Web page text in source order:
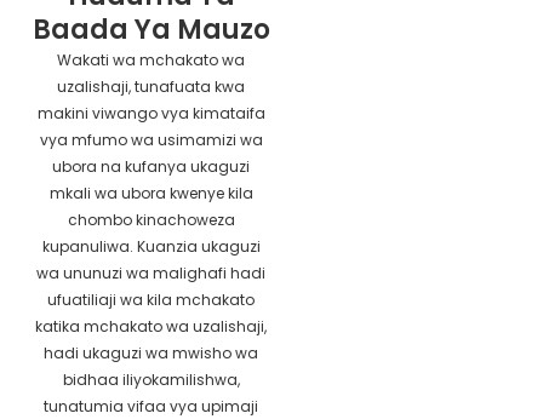
Baada Ya Mauzo
Wakati wa mchakato wa
uzalishaji, tunafuata kwa
makini viwango vya kimataifa
vya mfumo wa usimamizi wa
ubora na kufanya ukaguzi
mkali wa ubora kwenye kila
chombo kinachoweza
kupanuliwa. Kuanzia ukaguzi
wa ununuzi wa malighafi hadi
ufuatiliaji wa kila mchakato
katika mchakato wa uzalishaji,
hadi ukaguzi wa mwisho wa
bidhaa iliyokamilishwa,
tunatumia vifaa vya upimaji